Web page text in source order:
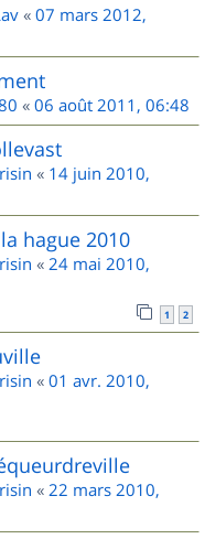
« 07 mars 2012,
« 06 août 2011, 06:48
« 14 juin 2010,
hague 2010
« 24 mai 2010,
1 2
« 01 avr. 2010,
« 22 mars 2010,